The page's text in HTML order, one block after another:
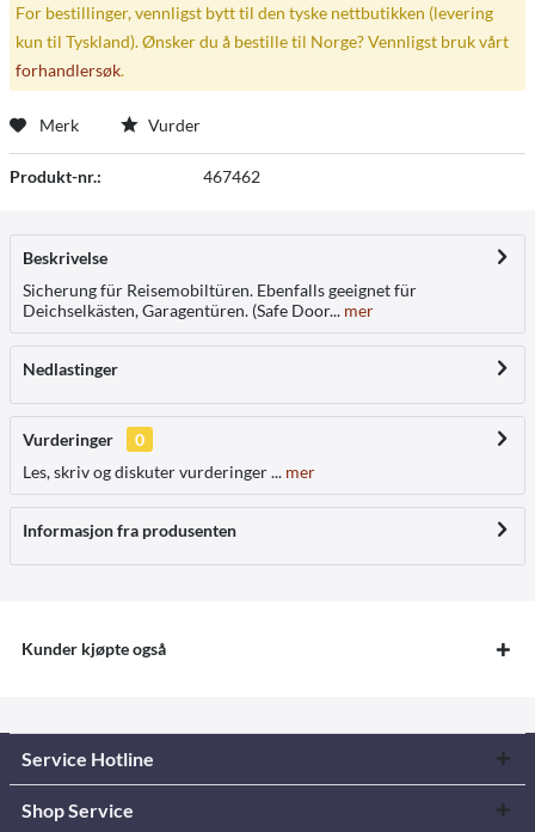
For bestillinger, vennligst bytt til den tyske nettbutikken (levering
kun til Tyskland). Ønsker du å bestille til Norge? Vennligst bruk vårt
forhandlersøk.
Merk Vurder
Produkt-nr.: 467462
Beskrivelse
Sicherung für Reisemobiltüren. Ebenfalls geeignet für
Deichselkästen, Garagentüren. (Safe Door... mer
Nedlastinger
Vurderinger
0
Les, skriv og diskuter vurderinger ... mer
Informasjon fra produsenten
Kunder kjøpte også
Service Hotline
Shop Service